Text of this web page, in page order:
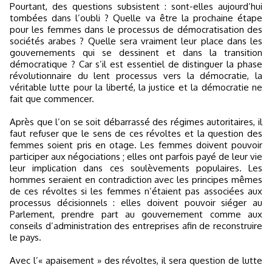
Pourtant, des questions subsistent : sont-elles aujourd’hui
tombées dans l’oubli ? Quelle va être la prochaine étape
pour les femmes dans le processus de démocratisation des
sociétés arabes ? Quelle sera vraiment leur place dans les
gouvernements qui se dessinent et dans la transition
démocratique ? Car s’il est essentiel de distinguer la phase
révolutionnaire du lent processus vers la démocratie, la
véritable lutte pour la liberté, la justice et la démocratie ne
fait que commencer.
Après que l’on se soit débarrassé des régimes autoritaires, il
faut refuser que le sens de ces révoltes et la question des
femmes soient pris en otage. Les femmes doivent pouvoir
participer aux négociations ; elles ont parfois payé de leur vie
leur implication dans ces soulèvements populaires. Les
hommes seraient en contradiction avec les principes mêmes
de ces révoltes si les femmes n’étaient pas associées aux
processus décisionnels : elles doivent pouvoir siéger au
Parlement, prendre part au gouvernement comme aux
conseils d’administration des entreprises afin de reconstruire
le pays.
Avec l’« apaisement » des révoltes, il sera question de lutte